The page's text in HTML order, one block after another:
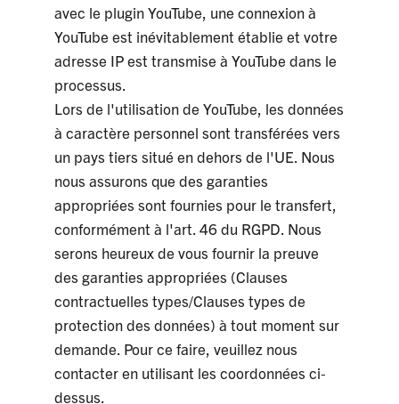
avec le plugin YouTube, une connexion à
YouTube est inévitablement établie et votre
adresse IP est transmise à YouTube dans le
processus.
Lors de l'utilisation de YouTube, les données
à caractère personnel sont transférées vers
un pays tiers situé en dehors de l'UE. Nous
nous assurons que des garanties
appropriées sont fournies pour le transfert,
conformément à l'art. 46 du RGPD. Nous
serons heureux de vous fournir la preuve
des garanties appropriées (Clauses
contractuelles types/Clauses types de
protection des données) à tout moment sur
demande. Pour ce faire, veuillez nous
contacter en utilisant les coordonnées ci-
dessus.